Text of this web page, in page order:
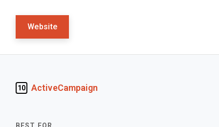
Website
10 ActiveCampaign